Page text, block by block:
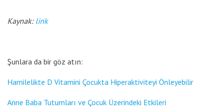
Kaynak: link
Şunlara da bir göz atın:
Hamilelikte D Vitamini Çocukta Hiperaktiviteyi Önleyebilir
Anne Baba Tutumları ve Çocuk Üzerindeki Etkileri